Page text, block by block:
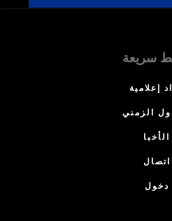
سريعة
إعلامية
الزمني
الأخبا
اتصال
دخول